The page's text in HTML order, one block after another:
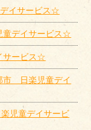
イサービス☆
童デイサービス☆
ービス☆